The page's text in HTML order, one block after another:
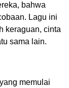
bahwa
Lagu ini
keraguan, cinta
sama lain.
memulai